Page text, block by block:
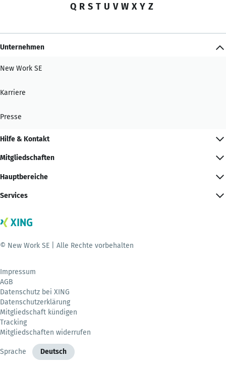
Q R S T U V W X Y Z
Unternehmen
New Work SE
Karriere
Presse
Hilfe & Kontakt
Mitgliedschaften
Hauptbereiche
Services
© New Work SE | Alle Rechte vorbehalten
Impressum
AGB
Datenschutz bei XING
Datenschutzerklärung
Mitgliedschaft kündigen
Tracking
Mitgliedschaften widerrufen
Sprache Deutsch